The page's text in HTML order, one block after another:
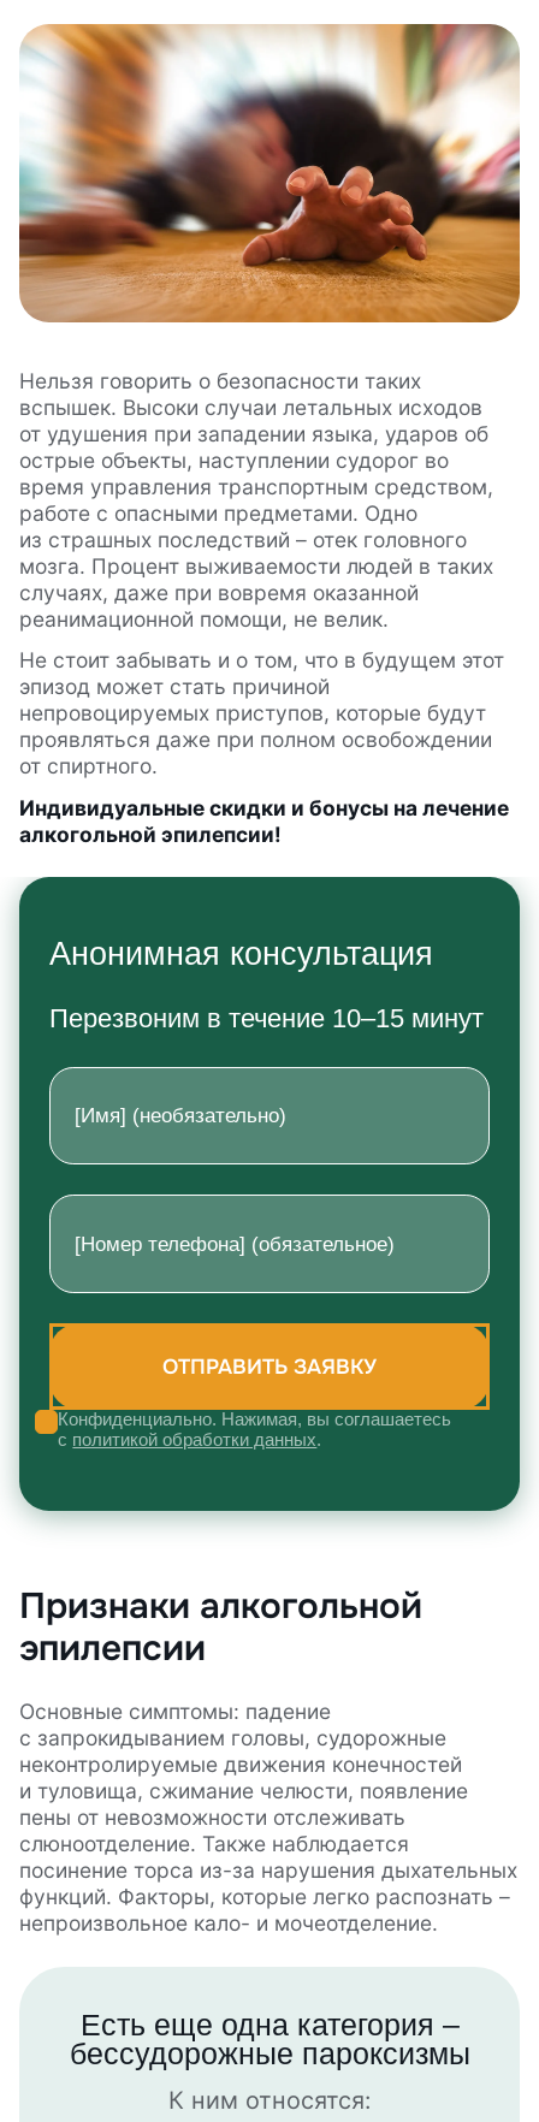
Нельзя говорить о безопасности таких
вспышек. Высоки случаи летальных исходов
от удушения при западении языка, ударов об
острые объекты, наступлении судорог во
время управления транспортным средством,
работе с опасными предметами. Одно
из страшных последствий – отек головного
мозга. Процент выживаемости людей в таких
случаях, даже при вовремя оказанной
реанимационной помощи, не велик.
Не стоит забывать и о том, что в будущем этот
эпизод может стать причиной
непровоцируемых приступов, которые будут
проявляться даже при полном освобождении
от спиртного.
Индивидуальные скидки и бонусы на лечение
алкогольной эпилепсии!
Анонимная консультация
Перезвоним в течение 10–15 минут
Конфиденциально. Нажимая, вы соглашаетесь
с политикой обработки данных.
Признаки алкогольной
эпилепсии
Основные симптомы: падение
с запрокидыванием головы, судорожные
неконтролируемые движения конечностей
и туловища, сжимание челюсти, появление
пены от невозможности отслеживать
слюноотделение. Также наблюдается
посинение торса из-за нарушения дыхательных
функций. Факторы, которые легко распознать –
непроизвольное кало- и мочеотделение.
Есть еще одна категория –
бессудорожные пароксизмы
К ним относятся: